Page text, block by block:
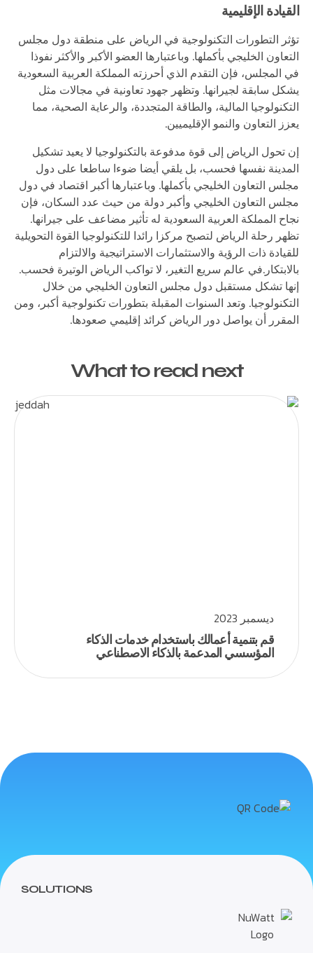
القيادة الإقليمية
تؤثر التطورات التكنولوجية في الرياض على منطقة دول مجلس
التعاون الخليجي بأكملها. وباعتبارها العضو الأكبر والأكثر نفوذا
في المجلس، فإن التقدم الذي أحرزته المملكة العربية السعودية
يشكل سابقة لجيرانها. وتظهر جهود تعاونية في مجالات مثل
التكنولوجيا المالية، والطاقة المتجددة، والرعاية الصحية، مما
يعزز التعاون والنمو الإقليميين.
إن تحول الرياض إلى قوة مدفوعة بالتكنولوجيا لا يعيد تشكيل
المدينة نفسها فحسب، بل يلقي أيضا ضوءا ساطعا على دول
مجلس التعاون الخليجي بأكملها. وباعتبارها أكبر اقتصاد في دول
مجلس التعاون الخليجي وأكبر دولة من حيث عدد السكان، فإن
نجاح المملكة العربية السعودية له تأثير مضاعف على جيرانها.
تظهر رحلة الرياض لتصبح مركزا رائدا للتكنولوجيا القوة التحويلية
للقيادة ذات الرؤية والاستثمارات الاستراتيجية والالتزام
بالابتكار.في عالم سريع التغير، لا تواكب الرياض الوتيرة فحسب.
إنها تشكل مستقبل دول مجلس التعاون الخليجي من خلال
التكنولوجيا. وتعد السنوات المقبلة بتطورات تكنولوجية أكبر، ومن
المقرر أن يواصل دور الرياض كرائد إقليمي صعودها.
What to read next
ديسمبر 2023
قم بتنمية أعمالك باستخدام خدمات الذكاء
المؤسسي المدعمة بالذكاء الاصطناعي
SOLUTIONS